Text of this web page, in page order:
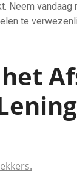
Neem vandaag
te